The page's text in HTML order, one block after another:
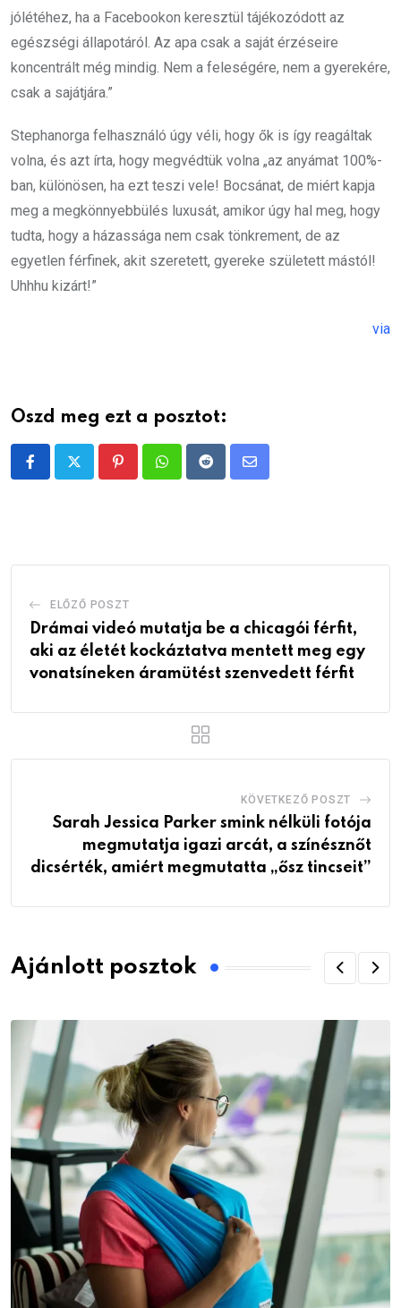
jólétéhez, ha a Facebookon keresztül tájékozódott az
egészségi állapotáról. Az apa csak a saját érzéseire
koncentrált még mindig. Nem a feleségére, nem a gyerekére,
csak a sajátjára.”
Stephanorga felhasználó úgy véli, hogy ők is így reagáltak
volna, és azt írta, hogy megvédtük volna „az anyámat 100%-
ban, különösen, ha ezt teszi vele! Bocsánat, de miért kapja
meg a megkönnyebbülés luxusát, amikor úgy hal meg, hogy
tudta, hogy a házassága nem csak tönkrement, de az
egyetlen férfinek, akit szeretett, gyereke született mástól!
Uhhhu kizárt!”
via
Oszd meg ezt a posztot:
PinterestWhatsappRedditShare
ELŐZŐ POSZT
Drámai videó mutatja be a chicagói férfit,
aki az életét kockáztatva mentett meg egy
vonatsíneken áramütést szenvedett férfit
KÖVETKEZŐ POSZT
Sarah Jessica Parker smink nélküli fotója
megmutatja igazi arcát, a színésznőt
dicsérték, amiért megmutatta „ősz tincseit”
Ajánlott posztok